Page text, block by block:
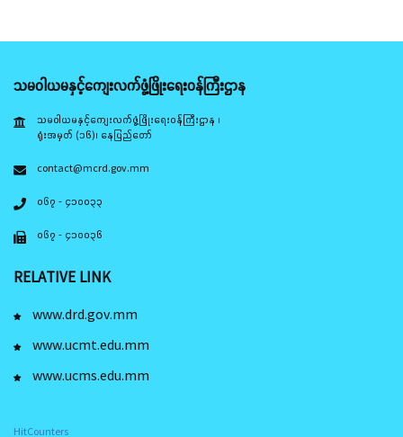
သမဝါယမနှင့်ကျေးလက်ဖွံ့ဖြိုးရေးဝန်ကြီးဌာန
သမဝါယမနှင့်ကျေးလက်ဖွံ့ဖြိုးရေးဝန်ကြီးဌာန ၊
ရုံးအမှတ် (၁၆)၊ နေပြည်တော်
contact@mcrd.gov.mm
၀၆၇ - ၄၁၀၀၃၃
၀၆၇ - ၄၁၀၀၃၆
RELATIVE LINK
www.drd.gov.mm
www.ucmt.edu.mm
www.ucms.edu.mm
HitCounters